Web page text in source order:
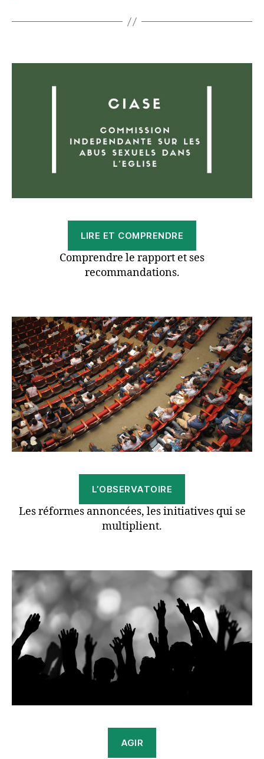
LIRE ET COMPRENDRE
Comprendre le rapport et ses
recommandations.
L’OBSERVATOIRE
Les réformes annoncées, les initiatives qui se
multiplient.
AGIR